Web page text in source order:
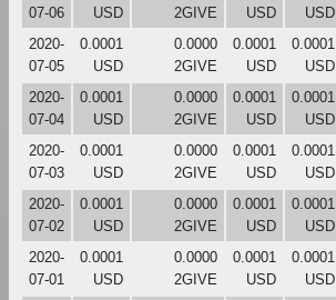
07-06
USD
2GIVE
USD
USD
2020-
07-05
0.0001
USD
0.0000
2GIVE
0.0001
USD
0.0001
USD
2020-
07-04
0.0001
USD
0.0000
2GIVE
0.0001
USD
0.0001
USD
2020-
07-03
0.0001
USD
0.0000
2GIVE
0.0001
USD
0.0001
USD
2020-
07-02
0.0001
USD
0.0000
2GIVE
0.0001
USD
0.0001
USD
2020-
07-01
0.0001
USD
0.0000
2GIVE
0.0001
USD
0.0001
USD